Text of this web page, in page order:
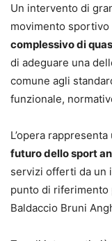
Un intervento di
movimento
complessivo di
di adeguare una
comune agli
funzionale,
L’opera rappresenta
futuro dello sport
servizi offerti da un
punto di riferimento
Baldaccio Bruni